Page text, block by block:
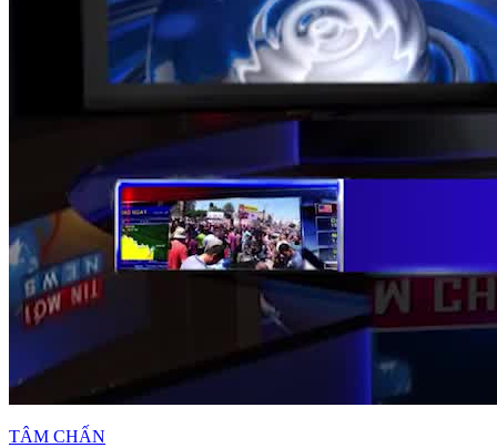
TÂM CHẤN